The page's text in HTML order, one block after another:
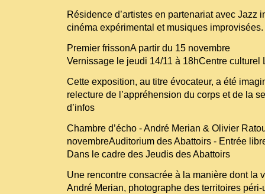
Résidence d’artistes en partenariat avec Jazz
cinéma expérimental et musiques improvisées.
Premier frissonA partir du 15 novembre
Vernissage le jeudi 14/11 à 18hCentre culturel
Cette exposition, au titre évocateur, a été
relecture de l’appréhension du corps et de la
d’infos
Chambre d’écho - André Merian & Olivier
novembreAuditorium des Abattoirs - Entrée
Dans le cadre des Jeudis des Abattoirs
Une rencontre consacrée à la manière dont la
André Merian, photographe des territoires